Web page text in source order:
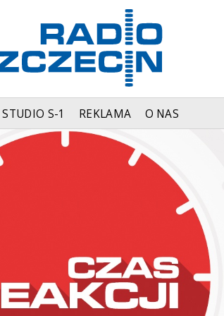
STUDIO S-1 REKLAMA O NAS